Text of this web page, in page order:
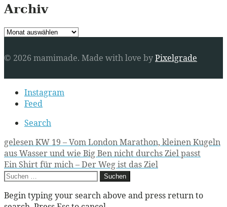
Archiv
Archiv
© 2026 mamimade. Made with love byPixelgrade
Secondary
navigationInstagram
Feed
Search
Post
navigation
gelesen KW 19 – Vom London Marathon, kleinen Kugeln
aus Wasser und wie Big Ben nicht durchs Ziel passt
Ein Shirt für mich – Der Weg ist das Ziel
Suchen
Begin typing your search above and press return to